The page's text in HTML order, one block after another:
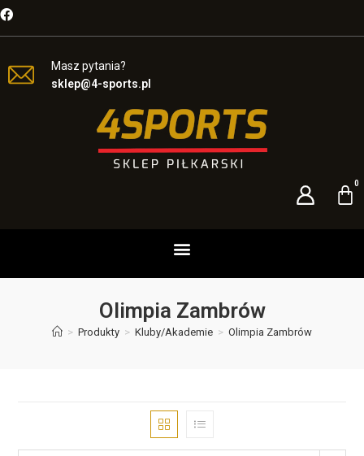
Masz pytania?
sklep@4-sports.pl
Olimpia Zambrów
> Produkty > Kluby/Akademie > Olimpia Zambrów